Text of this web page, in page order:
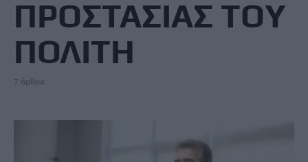
ΠΡΟΣΤΑΣΙΑΣ ΤΟΥ
ΠΟΛΙΤΗ
7 άρθρα